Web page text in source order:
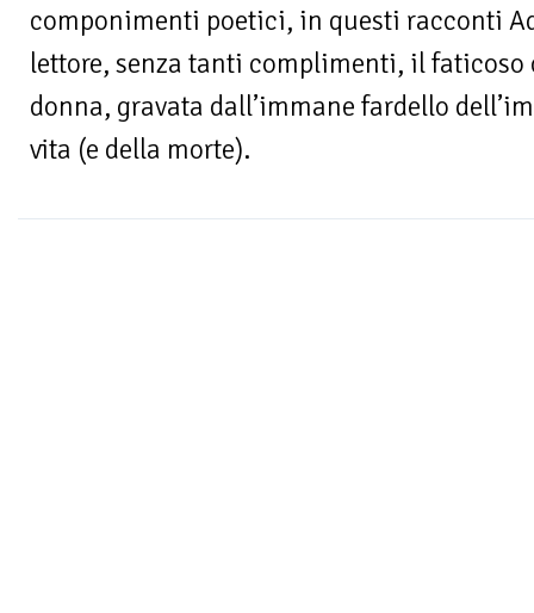
componimenti poetici, in questi racconti
lettore, senza tanti complimenti, il
donna, gravata dall’immane fardello
vita (e della morte).